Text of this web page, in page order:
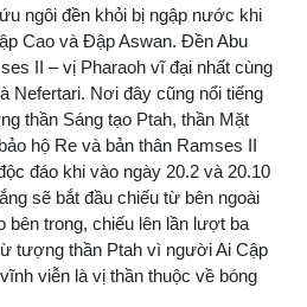
ngôi đền khỏi bị ngập nước khi
Cao và Đập Aswan. Đền Abu
II – vị Pharaoh vĩ đại nhất cùng
Nefertari. Nơi đây cũng nổi tiếng
thần Sáng tạo Ptah, thần Mặt
hộ Re và bản thân Ramses II
đáo khi vào ngày 20.2 và 20.10
sẽ bắt đầu chiếu từ bên ngoài
bên trong, chiếu lên lần lượt ba
tượng thần Ptah vì người Ai Cập
viễn là vị thần thuộc về bóng